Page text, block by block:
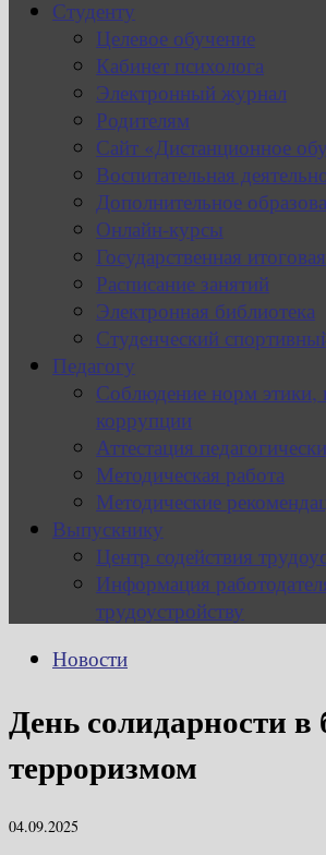
Студенту
Целевое обучение
Кабинет психолога
Электронный журнал
Родителям
Сайт «Дистанционное
Воспитательная
Дополнительное
Онлайн-курсы
Государственная
Расписание занятий
Электронная библиотека
Студенческий
Педагогу
Соблюдение норм этики,
коррупции
Аттестация
Методическая работа
Методические
Выпускнику
Центр содействия
Информация
трудоустройству
Новости
День солидарности в
терроризмом
04.09.2025